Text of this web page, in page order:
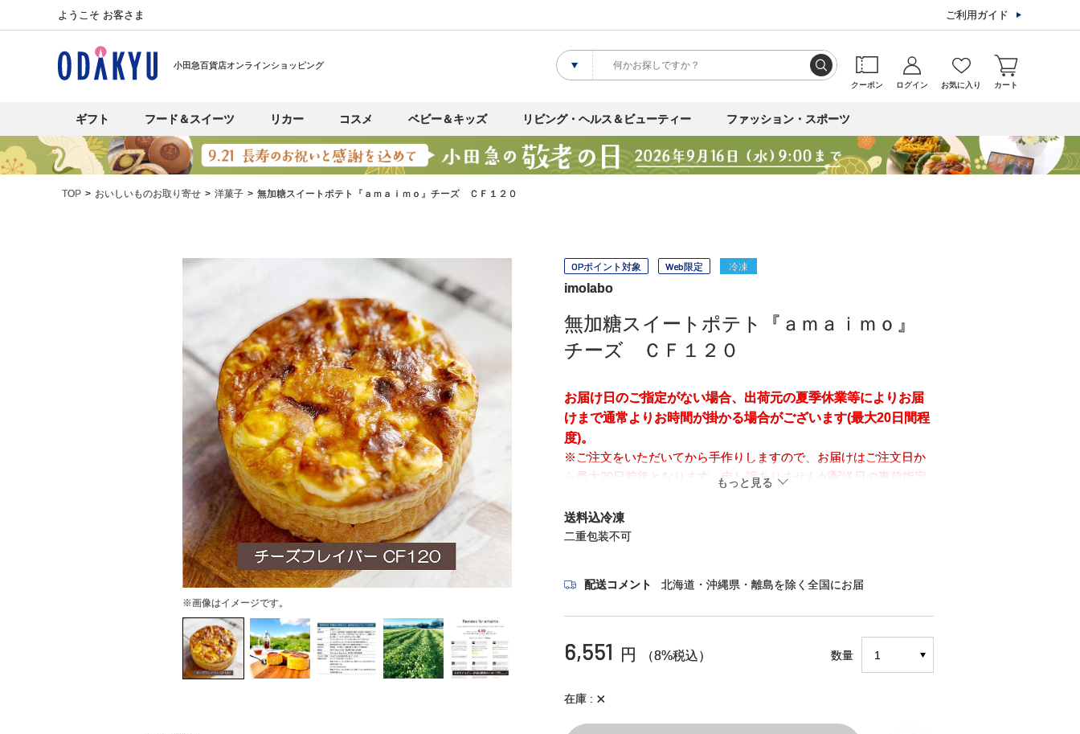
ようこそ お客さま ご利用ガイド
小田急百貨店オンラインショッピング
クーポン ログイン お気に入り カート
ギフト フード＆スイーツ リカー コスメ ベビー＆キッズ リビング・ヘルス＆ビューティー ファッション・スポーツ
TOP おいしいものお取り寄せ 洋菓子 無加糖スイートポテト『ａｍａｉｍｏ』チーズ ＣＦ１２０
※画像はイメージです。
OPポイント対象 Web限定 冷凍
imolabo
無加糖スイートポテト『ａｍａｉｍｏ』
チーズ ＣＦ１２０
お届け日のご指定がない場合、出荷元の夏季休業等によりお届
けまで通常よりお時間が掛かる場合がございます(最大20日間程
度)。
※ご注文をいただいてから手作りしますので、お届けはご注文日か
ら最大20日前後となります。申し訳ありませんが配送日の事前指定
もっと見る
送料込冷凍
二重包装不可
配送コメント 北海道・沖縄県・離島を除く全国にお届
6,551 円 （8%税込） 数量
在庫 ×